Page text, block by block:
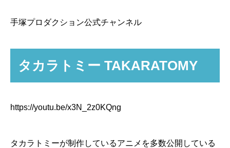
手塚プロダクション公式チャンネル
タカラトミー TAKARATOMY
https://youtu.be/x3N_2z0KQng
タカラトミーが制作しているアニメを多数公開している